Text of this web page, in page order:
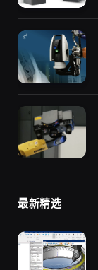
最新精选